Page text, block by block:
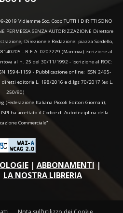
2019 Vidiemme Soc. Coop TUTTI I DIRITTI SONO
PERMESSA SENZA AUTORIZZAZIONE Direttore
Direzione e Redazione: piazza Sordello,
- R.E.A. 0207279 (Mantova) iscrizione al
al n. 25 del 30/11/1992 - iscrizione al ROC:
1594-1159 - Pubblicazione online: ISSN 2465-
editoria L. 198/2016 e d.lgs 70/2017 (ex L.
250/90)
(Federazione Italiana Piccoli Editori Giornali),
ha accettato il Codice di Autodisciplina della
Commerciale"
| ABBONAMENTI |
LA NOSTRA LIBRERIA